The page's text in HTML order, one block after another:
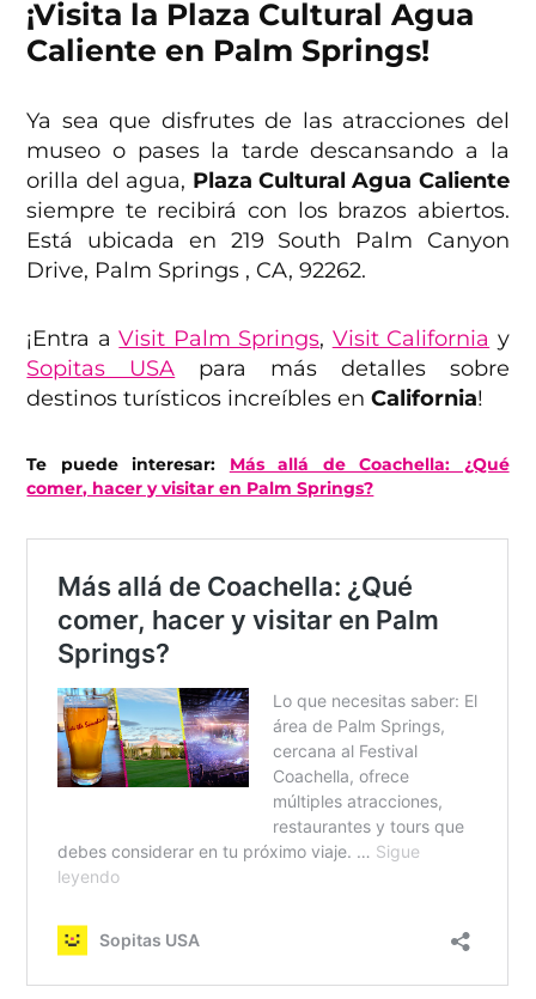
¡Visita la Plaza Cultural Agua
Caliente en Palm Springs!
Ya sea que disfrutes de las atracciones del
museo o pases la tarde descansando a la
orilla del agua, Plaza Cultural Agua Caliente
siempre te recibirá con los brazos abiertos.
Está ubicada en 219 South Palm Canyon
Drive, Palm Springs , CA, 92262.
¡Entra aVisit Palm Springs, Visit California y
Sopitas USA para más detalles sobre
destinos turísticos increíbles enCalifornia!
Te puede interesar: Más allá de Coachella: ¿Qué
comer, hacer y visitar en Palm Springs?